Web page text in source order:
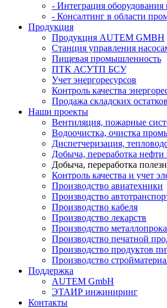
- Интеграция
- Консалтинг в области
Продукция
Продукция AUTEM GMBH
Cтанция управления
Пищевая промышленность
ПТК АСУТП БСУ
Учет энергоресурсов
Контроль качества
Продажа складских остатков
Наши проекты
Вентиляция, пожарные
Водоочистка, очистка
Диспетчеризация,
Добыча, переработка нефти
Добыча, переработка
Контроль качества и учет
Производство авиатехники
Производство
Производство кабеля
Производство лекарств
Производство
Производство печатной
Производство продуктов
Производство
Поддержка
AUTEM GmbH
ЭТАИР инжиниринг
Контакты